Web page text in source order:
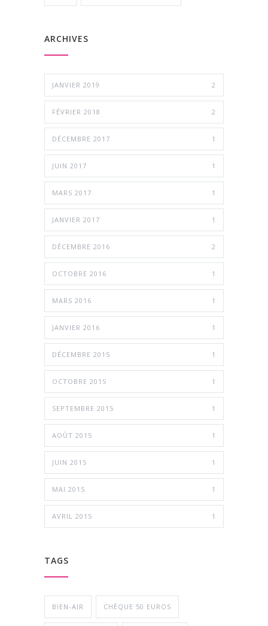
ARCHIVES
JANVIER 2019 2
FÉVRIER 2018 2
DÉCEMBRE 2017 1
JUIN 2017 1
MARS 2017 1
JANVIER 2017 1
DÉCEMBRE 2016 2
OCTOBRE 2016 1
MARS 2016 1
JANVIER 2016 1
DÉCEMBRE 2015 1
OCTOBRE 2015 1
SEPTEMBRE 2015 1
AOÛT 2015 1
JUIN 2015 1
MAI 2015 1
AVRIL 2015 1
TAGS
BIEN-AIR CHÈQUE 50 EUROS